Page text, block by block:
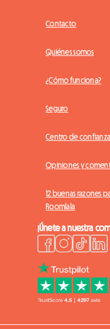
Contacto
Quiénes somos
¿Cómo funciona?
Seguro
Centro de confianza
Opiniones y
12 buenas razones
Roomlala
¡Únete a nuestra